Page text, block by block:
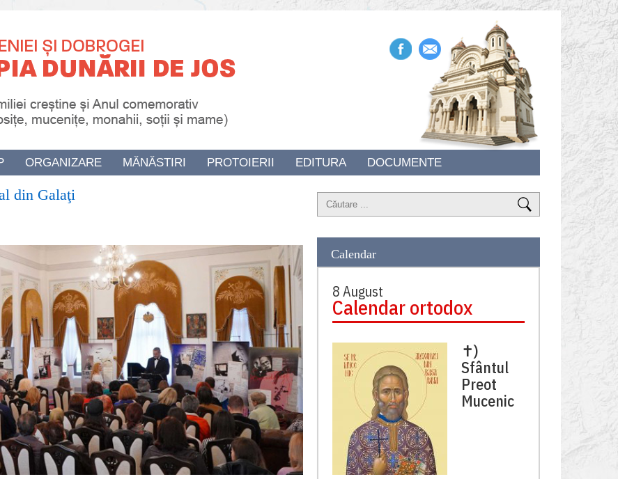
ORGANIZARE MĂNĂSTIRI PROTOIERII EDITURA DOCUMENTE
din Galaţi
Calendar
8 August
Calendar ortodox
✝)
Sfântul
Preot
Mucenic